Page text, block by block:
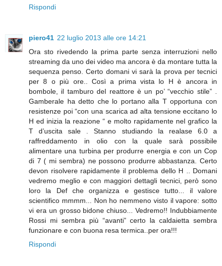
Rispondi
piero41 22 luglio 2013 alle ore 14:21
Ora sto rivedendo la prima parte senza interruzioni nello
streaming da uno dei video ma ancora è da montare tutta la
sequenza penso. Certo domani vi sarà la prova per tecnici
per 8 o più ore.. Così a prima vista lo H è ancora in
bombole, il tamburo del reattore è un po’ “vecchio stile” .
Gamberale ha detto che lo portano alla T opportuna con
resistenze poi “con una scarica ad alta tensione eccitano lo
H ed inizia la reazione “ e molto rapidamente nel grafico la
T d’uscita sale . Stanno studiando la realase 6.0 a
raffreddamento in olio con la quale sarà possibile
alimentare una turbina per produrre energia e con un Cop
di 7 ( mi sembra) ne possono produrre abbastanza. Certo
devon risolvere rapidamente il problema dello H .. Domani
vedremo meglio e con maggiori dettagli tecnici, però sono
loro la Def che organizza e gestisce tutto... il valore
scientifico mmmm... Non ho nemmeno visto il vapore: sotto
vi era un grosso bidone chiuso... Vedremo!! Indubbiamente
Rossi mi sembra più “avanti” certo la caldaietta sembra
funzionare e con buona resa termica..per ora!!!
Rispondi